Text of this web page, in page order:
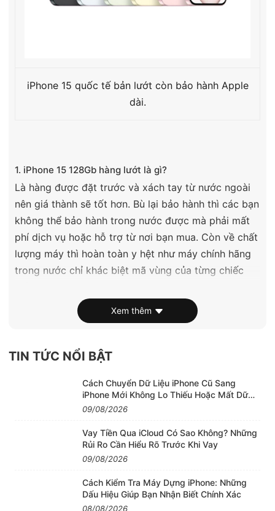
iPhone 15 quốc tế bản lướt còn bảo hành Apple
dài.
1. iPhone 15 128Gb hàng lướt là gì?
Là hàng được đặt trước và xách tay từ nước ngoài
nên giá thành sẽ tốt hơn. Bù lại bảo hành thì các bạn
không thể bảo hành trong nước được mà phải mất
phí dịch vụ hoặc hỗ trợ từ nơi bạn mua. Còn về chất
lượng máy thì hoàn toàn y hệt như máy chính hãng
trong nước chỉ khác biệt mã vùng của từng chiếc
Hiện tại EnterPhone có dịch vụ đặt hàng iPhone 15
Giá có thể biến động theo ngày các bạn nhắn trực
tiếp Zalo admin tư vấn MIỄN PHÍ.
Ngôn ngữ thiết kế trẻ trung với tông màu pastel và
mặt kính pha màu: iPhone 15 256GB thu hút sự chú
Xem thêm
TIN TỨC NỔI BẬT
Cách Chuyển Dữ Liệu iPhone Cũ Sang
iPhone Mới Không Lo Thiếu Hoặc Mất Dữ
Liệu
09/08/2026
Vay Tiền Qua iCloud Có Sao Không? Những
Rủi Ro Cần Hiểu Rõ Trước Khi Vay
09/08/2026
Cách Kiểm Tra Máy Dựng iPhone: Những
Dấu Hiệu Giúp Bạn Nhận Biết Chính Xác
08/08/2026